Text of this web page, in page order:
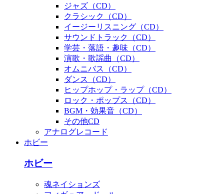
ジャズ（CD）
クラシック（CD）
イージーリスニング（CD）
サウンドトラック（CD）
学芸・落語・趣味（CD）
演歌・歌謡曲（CD）
オムニバス（CD）
ダンス（CD）
ヒップホップ・ラップ（CD）
ロック・ポップス（CD）
BGM・効果音（CD）
その他CD
アナログレコード
ホビー
ホビー
魂ネイションズ